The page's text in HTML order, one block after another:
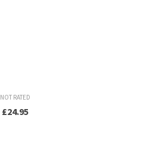
NOT RATED
£24.95